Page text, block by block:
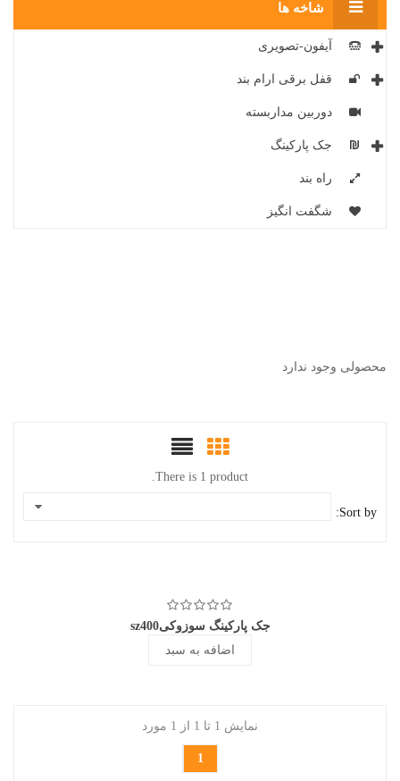
شاخه ها
آیفون-تصویری
قفل برقی ارام بند
دوربین مداربسته
جک پارکینگ
راه بند
شگفت انگیز
محصولی وجود ندارد
There is 1 product.
Sort by:
جک پارکینگ سوزوکیsz400
اضافه به سبد
نمایش 1 تا 1 از 1 مورد
1